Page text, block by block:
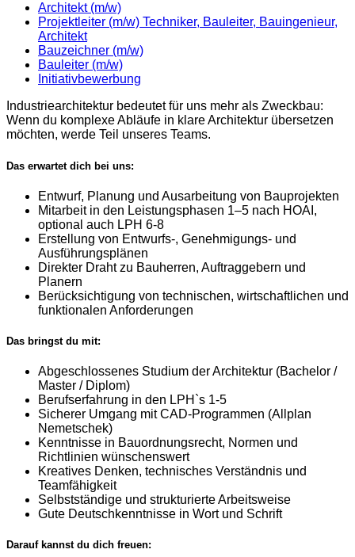
Architekt (m/w)
Projektleiter (m/w) Techniker, Bauleiter, Bauingenieur,
Architekt
Bauzeichner (m/w)
Bauleiter (m/w)
Initiativbewerbung
Industriearchitektur bedeutet für uns mehr als Zweckbau:
Wenn du komplexe Abläufe in klare Architektur übersetzen
möchten, werde Teil unseres Teams.
Das erwartet dich bei uns:
Entwurf, Planung und Ausarbeitung von Bauprojekten
Mitarbeit in den Leistungsphasen 1–5 nach HOAI,
optional auch LPH 6-8
Erstellung von Entwurfs-, Genehmigungs- und
Ausführungsplänen
Direkter Draht zu Bauherren, Auftraggebern und
Planern
Berücksichtigung von technischen, wirtschaftlichen und
funktionalen Anforderungen
Das bringst du mit:
Abgeschlossenes Studium der Architektur (Bachelor /
Master / Diplom)
Berufserfahrung in den LPH`s 1-5
Sicherer Umgang mit CAD-Programmen (Allplan
Nemetschek)
Kenntnisse in Bauordnungsrecht, Normen und
Richtlinien wünschenswert
Kreatives Denken, technisches Verständnis und
Teamfähigkeit
Selbstständige und strukturierte Arbeitsweise
Gute Deutschkenntnisse in Wort und Schrift
Darauf kannst du dich freuen: